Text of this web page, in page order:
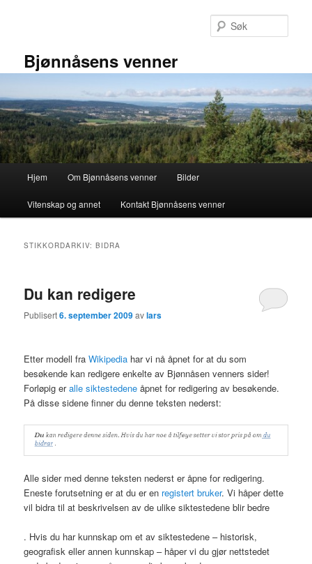
sekundærinnholdet
Bjønnåsens venner
Hjem Om Bjønnåsens venner Bilder
Vitenskap og annet Kontakt Bjønnåsens venner
STIKKORDARKIV:BIDRA
Du kan redigere
Publisert6. september 2009avlars
Etter modell fraWikipedia har vi nå åpnet for at du som
besøkende kan redigere enkelte av Bjønnåsen venners sider!
Forløpig eralle siktestedene åpnet for redigering av besøkende.
På disse sidene finner du denne teksten nederst:
Alle sider med denne teksten nederst er åpne for redigering.
Eneste forutsetning er at du er en registert bruker. Vi håper dette
vil bidra til at beskrivelsen av de ulike siktestedene blir bedre
. Hvis du har kunnskap om et av siktestedene – historisk,
geografisk eller annen kunnskap – håper vi du gjør nettstedet